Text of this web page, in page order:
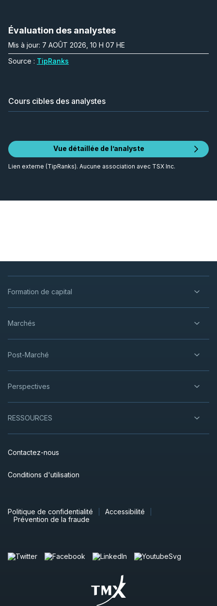
Évaluation des analystes
Mis à jour: 7 AOÛT 2026, 10 H 07 HE
Source : TipRanks
Cours cibles des analystes
Vue détaillée de l’analyste
Lien externe (TipRanks). Aucune association avec TSX Inc.
Formation de capital
Marchés
Post-Marché
Perspectives
RESSOURCES
Contactez-nous
Conditions d'utilisation
Politique de confidentialité
Accessibilité
Prévention de la fraude